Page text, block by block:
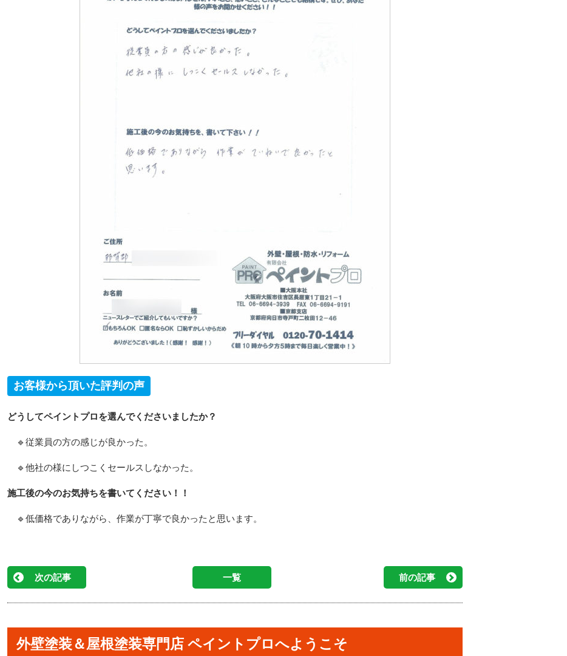
お客様から頂いた評判の声
どうしてペイントプロを選んでくださいましたか？
🔹従業員の方の感じが良かった。
🔹他社の様にしつこくセールスしなかった。
施工後の今のお気持ちを書いてください！！
🔹低価格でありながら、作業が丁寧で良かったと思います。
次の記事 一覧 前の記事
外壁塗装＆屋根塗装専門店 ペイントプロへようこそ